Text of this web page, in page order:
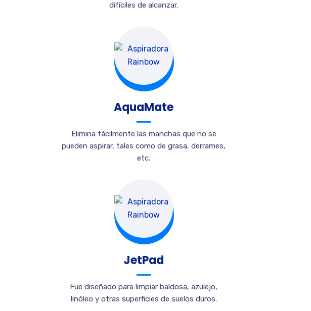
difíciles de alcanzar.
AquaMate
Elimina fácilmente las manchas que no se
pueden aspirar, tales como de grasa, derrames,
etc.
JetPad
Fue diseñado para limpiar baldosa, azulejo,
linóleo y otras superficies de suelos duros.